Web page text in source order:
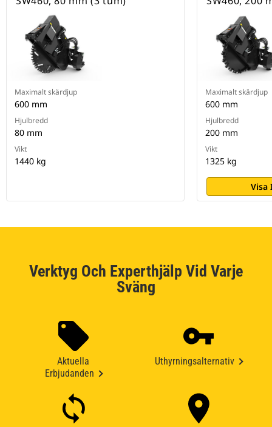
Maximalt skärdjup
600 mm
Hjulbredd
80 mm
Vikt
1440 kg
Maximalt skärdjup
600 mm
Hjulbredd
200 mm
Vikt
1325 kg
Visa
Verktyg Och Experthjälp Vid Varje
Sväng
Aktuella
Erbjudanden
Uthyrningsalternativ